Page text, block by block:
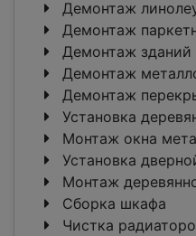
Демонтаж
Демонтаж
Демонтаж зданий
Демонтаж
Демонтаж
Установка
Монтаж окна
Установка
Монтаж
Сборка шкафа
Чистка